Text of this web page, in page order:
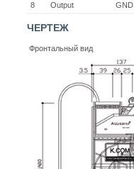
8
Output GND
ЧЕРТЕЖ
Фронтальный вид